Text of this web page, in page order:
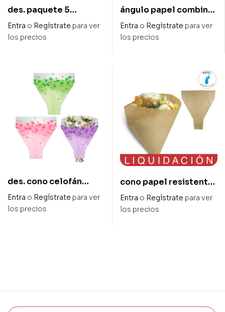
des. paquete 5
unidades bouquet
organza 40 x 68
Entra o Regístrate para ver
los precios
ángulo papel combina
celofán transp. + papel
35 x 35 cm
Entra o Regístrate para ver
los precios
des. cono celofán
mariposas 50 x 44 x 12
cm
Entra o Regístrate para ver
los precios
cono papel resistente
al agua 50 x 44 x 12 cm
Entra o Regístrate para ver
los precios